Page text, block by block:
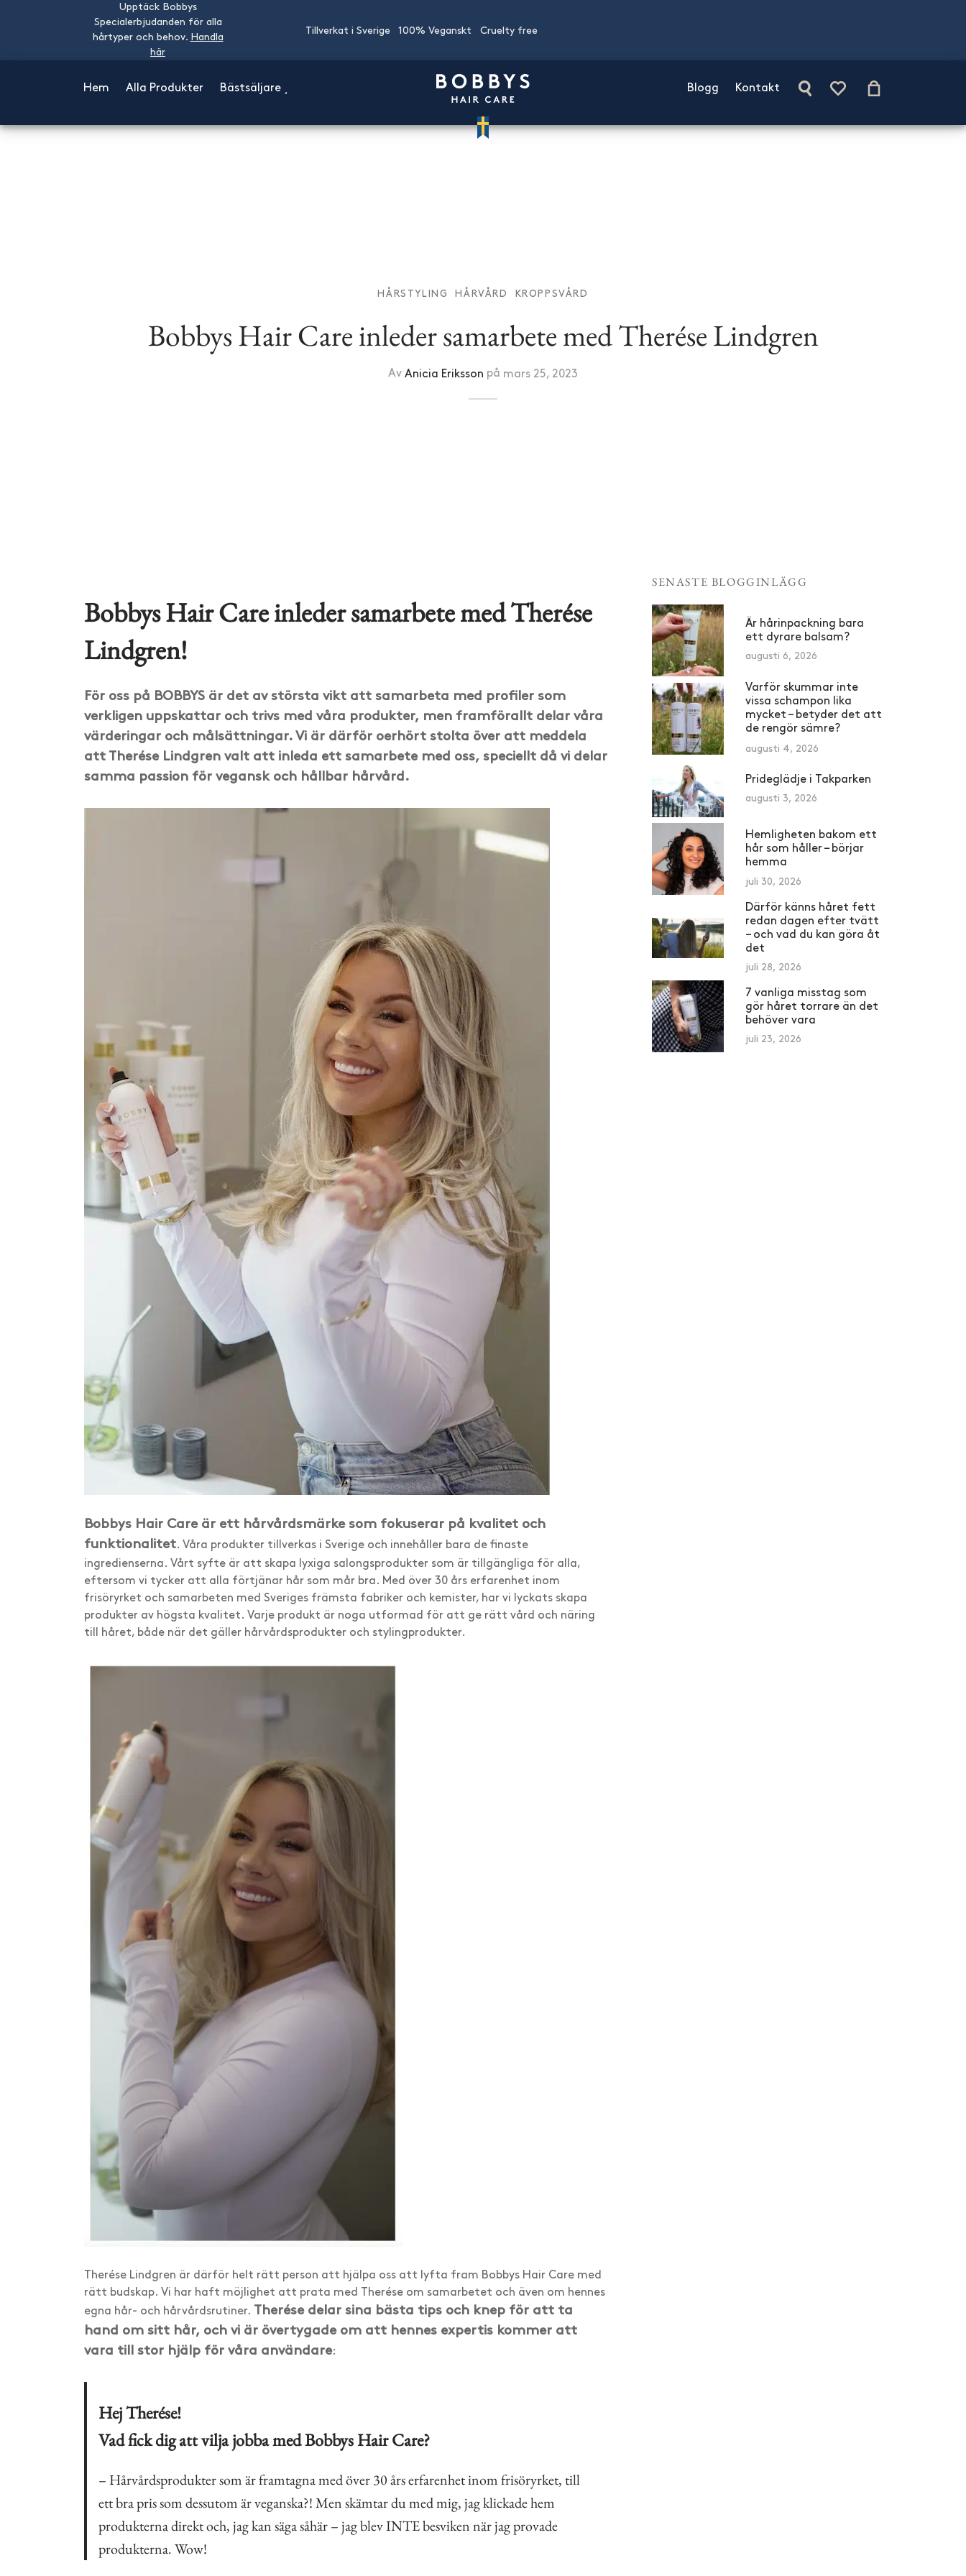
Upptäck Bobbys
Specialerbjudanden för alla
hårtyper och behov. Handla
här
Tillverkat i Sverige 100% Veganskt Cruelty free
Hem Alla Produkter Bästsäljare Blogg Kontakt
HÅRSTYLING HÅRVÅRD KROPPSVÅRD
Bobbys Hair Care inleder samarbete med Therése Lindgren
Av Anicia Eriksson på mars 25, 2023
Bobbys Hair Care inleder samarbete med Therése
Lindgren!
För oss på BOBBYS är det av största vikt att samarbeta med profiler som
verkligen uppskattar och trivs med våra produkter, men framförallt delar våra
värderingar och målsättningar. Vi är därför oerhört stolta över att meddela
att Therése Lindgren valt att inleda ett samarbete med oss, speciellt då vi delar
samma passion för vegansk och hållbar hårvård.
Bobbys Hair Care är ett hårvårdsmärke som fokuserar på kvalitet och
funktionalitet. Våra produkter tillverkas i Sverige och innehåller bara de finaste
ingredienserna. Vårt syfte är att skapa lyxiga salongsprodukter som är tillgängliga för alla,
eftersom vi tycker att alla förtjänar hår som mår bra. Med över 30 års erfarenhet inom
frisöryrket och samarbeten med Sveriges främsta fabriker och kemister, har vi lyckats skapa
produkter av högsta kvalitet. Varje produkt är noga utformad för att ge rätt vård och näring
till håret, både när det gäller hårvårdsprodukter och stylingprodukter.
Therése Lindgren är därför helt rätt person att hjälpa oss att lyfta fram Bobbys Hair Care med
rätt budskap. Vi har haft möjlighet att prata med Therése om samarbetet och även om hennes
egna hår- och hårvårdsrutiner.
Therése delar sina bästa tips och knep för att ta
hand om sitt hår, och vi är övertygade om att hennes expertis kommer att
vara till stor hjälp för våra användare:
Hej Therése!
Vad fick dig att vilja jobba med Bobbys Hair Care?
– Hårvårdsprodukter som är framtagna med över 30 års erfarenhet inom frisöryrket, till
ett bra pris som dessutom är veganska?! Men skämtar du med mig, jag klickade hem
produkterna direkt och, jag kan säga såhär – jag blev INTE besviken när jag provade
produkterna. Wow!
SENASTE BLOGGINLÄGG
Är hårinpackning bara
ett dyrare balsam?
augusti 6, 2026
Varför skummar inte
vissa schampon lika
mycket – betyder det att
de rengör sämre?
augusti 4, 2026
Prideglädje i Takparken
augusti 3, 2026
Hemligheten bakom ett
hår som håller – börjar
hemma
juli 30, 2026
Därför känns håret fett
redan dagen efter tvätt
– och vad du kan göra åt
det
juli 28, 2026
7 vanliga misstag som
gör håret torrare än det
behöver vara
juli 23, 2026